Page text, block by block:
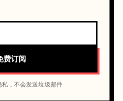
费订阅
，不会发送垃圾邮件